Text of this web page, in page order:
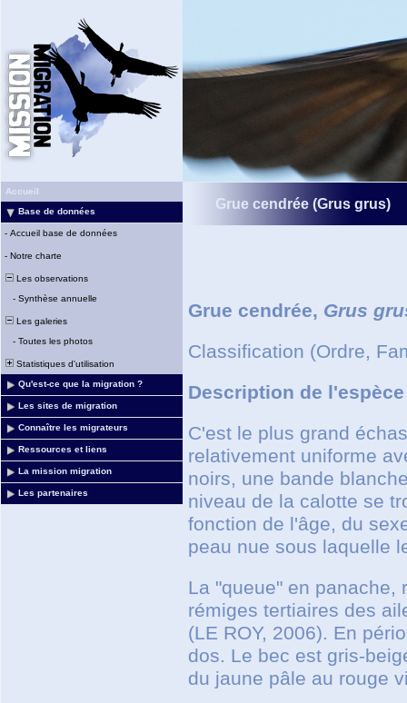
Accueil
Base de données
- Accueil base de données
- Notre charte
Les observations
- Synthèse annuelle
Les galeries
- Toutes les photos
Statistiques d'utilisation
Qu'est-ce que la migration ?
Les sites de migration
Connaître les migrateurs
Ressources et liens
La mission migration
Les partenaires
Grue cendrée (Grus grus)
Grue cendrée, Grus
Classification (Ordre,
Description de l'espèce
C'est le plus grand
relativement uniforme
noirs, une bande
niveau de la calotte se
fonction de l'âge, du
peau nue sous laquelle
La "queue" en panache,
rémiges tertiaires des
(LE ROY, 2006). En
dos. Le bec est gris-
du jaune pâle au rouge